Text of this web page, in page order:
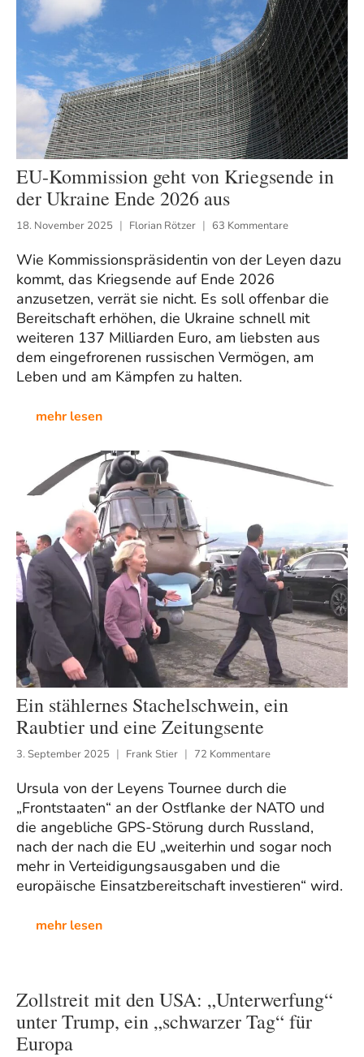
EU-Kommission geht von Kriegsende in
der Ukraine Ende 2026 aus
18. November 2025 Florian Rötzer 63 Kommentare
Wie Kommissionspräsidentin von der Leyen dazu
kommt, das Kriegsende auf Ende 2026
anzusetzen, verrät sie nicht. Es soll offenbar die
Bereitschaft erhöhen, die Ukraine schnell mit
weiteren 137 Milliarden Euro, am liebsten aus
dem eingefrorenen russischen Vermögen, am
Leben und am Kämpfen zu halten.
mehr lesen
Ein stählernes Stachelschwein, ein
Raubtier und eine Zeitungsente
3. September 2025 Frank Stier 72 Kommentare
Ursula von der Leyens Tournee durch die
„Frontstaaten“ an der Ostflanke der NATO und
die angebliche GPS-Störung durch Russland,
nach der nach die EU „weiterhin und sogar noch
mehr in Verteidigungsausgaben und die
europäische Einsatzbereitschaft investieren“ wird.
mehr lesen
Zollstreit mit den USA: „Unterwerfung“
unter Trump, ein „schwarzer Tag“ für
Europa